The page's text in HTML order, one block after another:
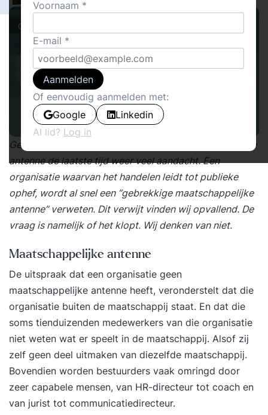
Columns
Geheel terecht krijgt de zogenaamde maatschappelijke
antenne de laatste tijd weer veel aandacht. Een
organisatie waarvan het handelen leidt tot publieke
ophef, wordt al snel een “gebrekkige maatschappelijke
antenne” verweten. Dit verwijt vinden wij opvallend. De
vraag is namelijk of het klopt. Wij denken van niet.
Maatschappelijke antenne
De uitspraak dat een organisatie geen
maatschappelijke antenne heeft, veronderstelt dat die
organisatie buiten de maatschappij staat. En dat die
soms tienduizenden medewerkers van die organisatie
niet weten wat er speelt in de maatschappij. Alsof zij
zelf geen deel uitmaken van diezelfde maatschappij.
Bovendien worden bestuurders vaak omringd door
zeer capabele mensen, van HR-directeur tot coach en
van jurist tot communicatiedirecteur.
Voornaam
E-mail
Aanmelden
Of eenvoudig aanmelden met:
Google
Linkedin
Al lid? Log in